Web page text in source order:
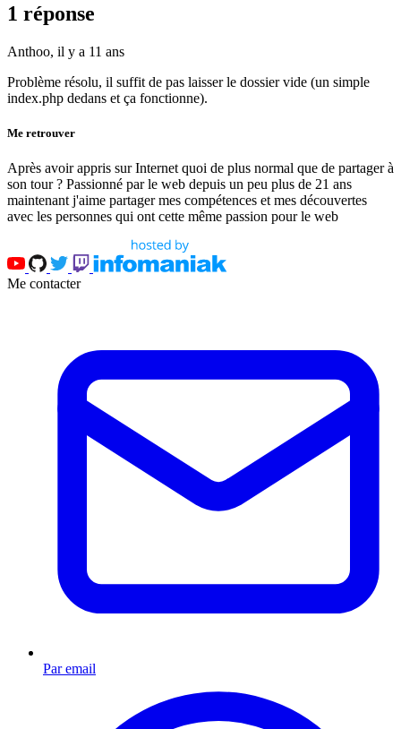
1 réponse
Anthoo, il y a 11 ans
Problème résolu, il suffit de pas laisser le dossier vide (un simple
index.php dedans et ça fonctionne).
Me retrouver
Après avoir appris sur Internet quoi de plus normal que de partager à
son tour ? Passionné par le web depuis un peu plus de 21 ans
maintenant j'aime partager mes compétences et mes découvertes
avec les personnes qui ont cette même passion pour le web
Me contacter
Par email